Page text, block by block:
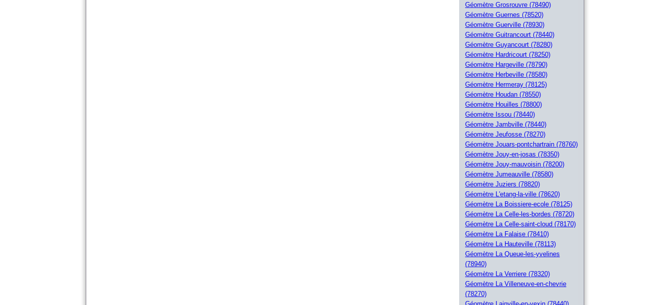
Géomètre Grosrouvre (78490)
Géomètre Guernes (78520)
Géomètre Guerville (78930)
Géomètre Guitrancourt (78440)
Géomètre Guyancourt (78280)
Géomètre Hardricourt (78250)
Géomètre Hargeville (78790)
Géomètre Herbeville (78580)
Géomètre Hermeray (78125)
Géomètre Houdan (78550)
Géomètre Houilles (78800)
Géomètre Issou (78440)
Géomètre Jambville (78440)
Géomètre Jeufosse (78270)
Géomètre Jouars-pontchartrain (78760)
Géomètre Jouy-en-josas (78350)
Géomètre Jouy-mauvoisin (78200)
Géomètre Jumeauville (78580)
Géomètre Juziers (78820)
Géomètre L'etang-la-ville (78620)
Géomètre La Boissiere-ecole (78125)
Géomètre La Celle-les-bordes (78720)
Géomètre La Celle-saint-cloud (78170)
Géomètre La Falaise (78410)
Géomètre La Hauteville (78113)
Géomètre La Queue-les-yvelines
(78940)
Géomètre La Verriere (78320)
Géomètre La Villeneuve-en-chevrie
(78270)